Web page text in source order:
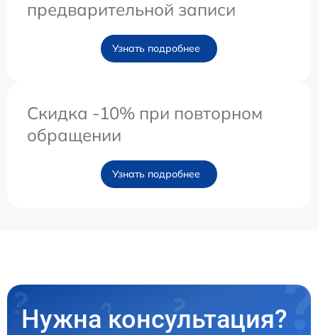
предварительной записи
Узнать подробнее
Скидка -10% при повторном
обращении
Узнать подробнее
Нужна консультация?